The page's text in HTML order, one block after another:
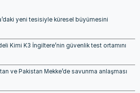
yeni tesisiyle küresel büyümesini
Kimi K3 İngiltere’nin güvenlik test ortamını
ve Pakistan Mekke’de savunma anlaşması